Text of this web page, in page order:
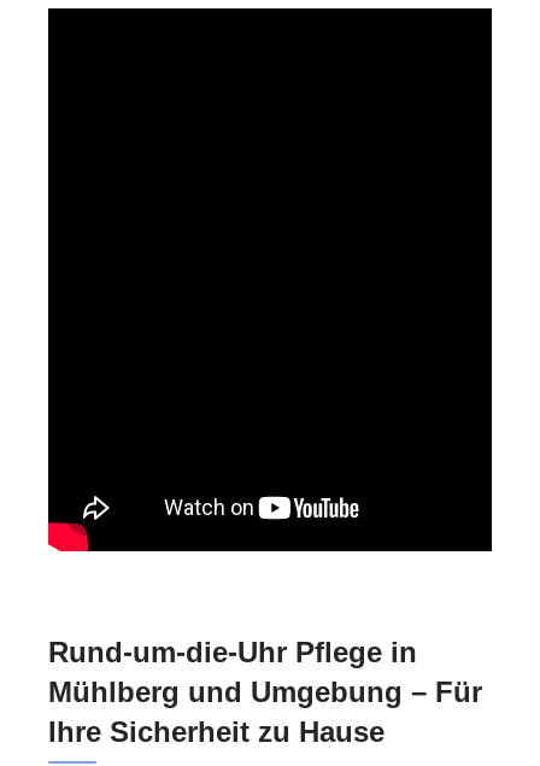
Rund-um-die-Uhr Pflege in
Mühlberg und Umgebung – Für
Ihre Sicherheit zu Hause